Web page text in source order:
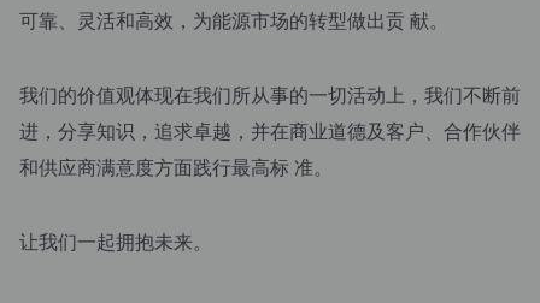
新闻
可靠、灵活和高效，为能源市场的转型做出贡 献。
我们的价值观体现在我们所从事的一切活动上，我们不断前
进，分享知识，追求卓越，并在商业道德及客户、合作伙伴
和供应商满意度方面践行最高标 准。
让我们一起拥抱未来。